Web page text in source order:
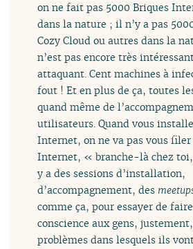
on ne fait pas 5000 Briques
dans la nature ; il n’y a pas
Cozy Cloud ou autres dans la
n’est pas encore très
attaquant. Cent machines à
fout ! Et en plus de ça, toutes
quand même de
utilisateurs. Quand vous
Internet, on ne va pas vous filer
Internet, « branche-là chez
y a des sessions d’installation,
d’accompagnement, des
comme ça, pour essayer de
conscience aux gens,
problèmes dans lesquels ils